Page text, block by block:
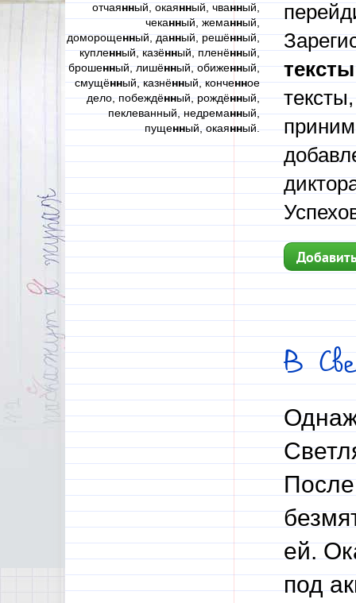
отчаянный, окаянный, чванный,
чеканный, жеманный,
доморощенный, данный, решённый,
купленный, казённый, пленённый,
брошенный, лишённый, обиженный,
смущённый, казнённый, конченное
дело, побеждённый, рождённый,
пеклеванный, недреманный,
пущенный, окаянный.
тексты
В
После
ей.
под